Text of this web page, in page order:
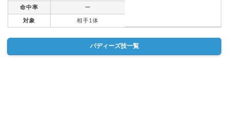
命中率 ー
対象 相手1体
バディーズ技一覧